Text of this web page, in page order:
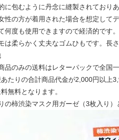
に包むように丹念に縫製されており
性の方が着用された場合を想定して
何度も使用できますので経済的です。
は柔らかく丈夫なゴムひもです。長
品のみの送料はレターパックで全国
たりの合計商品代金が2,000円以上
無料となります。
の柿渋染マスク用ガーゼ（3枚入り